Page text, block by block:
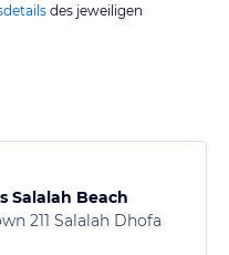
des jeweiligen
Salalah Beach
211 Salalah Dhofa